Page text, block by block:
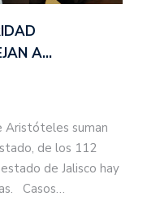
A…
Aristóteles suman
de los 112
de Jalisco hay
Casos…